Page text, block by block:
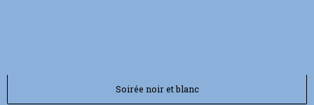
Soirée noir et blanc